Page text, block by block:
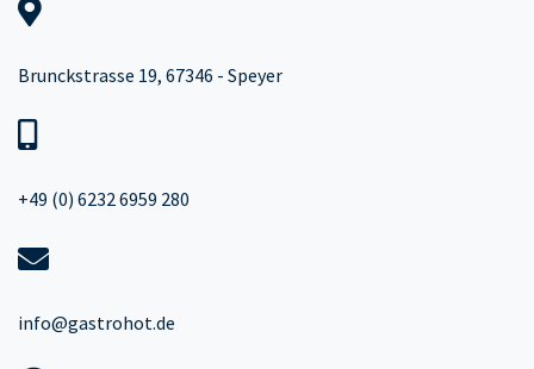
Brunckstrasse 19, 67346 - Speyer
+49 (0) 6232 6959 280
info@gastrohot.de